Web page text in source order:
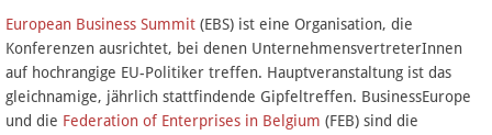
European Business Summit (EBS) ist eine Organisation, die
Konferenzen ausrichtet, bei denen UnternehmensvertreterInnen
auf hochrangige EU-Politiker treffen. Hauptveranstaltung ist das
gleichnamige, jährlich stattfindende Gipfeltreffen. BusinessEurope
und die Federation of Enterprises in Belgium (FEB) sind die